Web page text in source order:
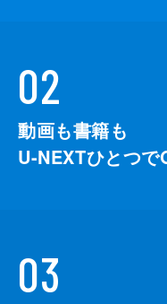
02
動画も書籍も
U-NEXTひとつで
03